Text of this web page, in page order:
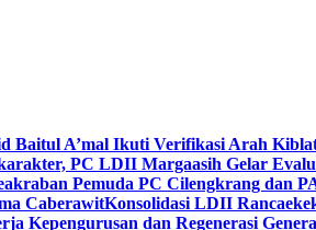
Baitul A’mal Ikuti Verifikasi Arah
PC LDII Margaasih Gelar
Pemuda PC Cilengkrang dan
CaberawitKonsolidasi LDII
Kepengurusan dan Regenerasi